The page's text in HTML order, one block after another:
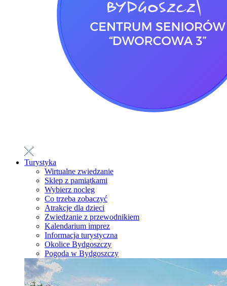
Turystyka
Wirtualne zwiedzanie
Sklep z pamiątkami
Wybierz nocleg
Co trzeba zobaczyć
Atrakcje dla dzieci
Zwiedzanie z przewodnikiem
Kalendarium imprez
Informacja turystyczna
Okolice Bydgoszczy
Pogoda w Bydgoszczy